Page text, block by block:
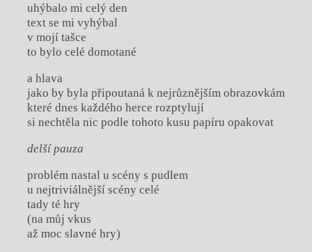
uhýbalo mi celý den
text se mi vyhýbal
v mojí tašce
to bylo celé domotané
a hlava
jako by byla připoutaná k nejrůznějším obrazovkám
které dnes každého herce rozptylují
si nechtěla nic podle tohoto kusu papíru opakovat
delší pauza
problém nastal u scény s pudlem
u nejtriviálnější scény celé
tady té hry
(na můj vkus
až moc slavné hry)